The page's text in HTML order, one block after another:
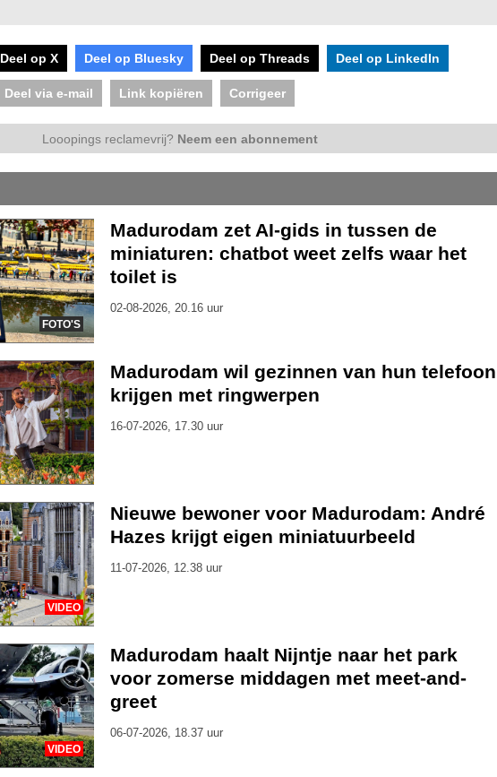
Deel op X Deel op Bluesky Deel op Threads Deel op LinkedIn
Deel via e-mail Link kopiëren Corrigeer
Looopings reclamevrij? Neem een abonnement
FOTO'S
Madurodam zet AI-gids in tussen de
miniaturen: chatbot weet zelfs waar het
toilet is
02-08-2026, 20.16 uur
Madurodam wil gezinnen van hun telefoon
krijgen met ringwerpen
16-07-2026, 17.30 uur
VIDEO
Nieuwe bewoner voor Madurodam: André
Hazes krijgt eigen miniatuurbeeld
11-07-2026, 12.38 uur
VIDEO
Madurodam haalt Nijntje naar het park
voor zomerse middagen met meet-and-
greet
06-07-2026, 18.37 uur